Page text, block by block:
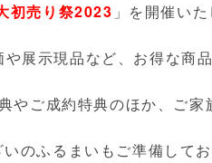
初売り祭2023 」を開催いた
や展示現品など、お得な商
やご成約特典のほか、ご家
いのふるまいもご準備して